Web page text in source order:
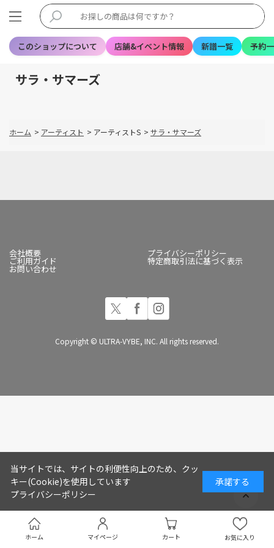
このショップについて 店舗&イベント情報 新譜一覧 予約
ホーム マイページ カート お気に入り
サラ・サマーズ
ホーム > アーティスト > アーティストS > サラ・サマーズ
会社概要 プライバシーポリシー
ご利用ガイド 特定商取引法に基づく表示
お問い合わせ
Copyright © ULTRA-VYBE, INC. All rights reserved.
当サイトでは、サイトの利便性向上のため、クッ
キー(Cookie)を使用しています
プライバシーポリシー
承諾する